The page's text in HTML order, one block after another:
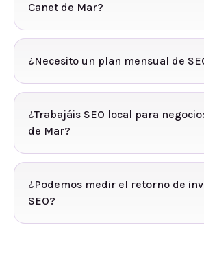
Canet de Mar?
¿Necesito un plan mensual de
¿Trabajáis SEO local para
de Mar?
¿Podemos medir el retorno de
SEO?